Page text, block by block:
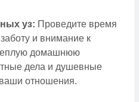
уз: Проведите время
и внимание к
домашнюю
дела и душевные
отношения.